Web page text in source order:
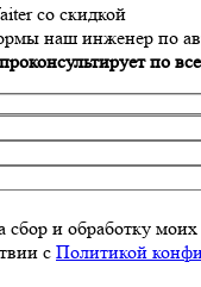
со скидкой
наш инженер по
по
сбор и обработку моих
с Политикой